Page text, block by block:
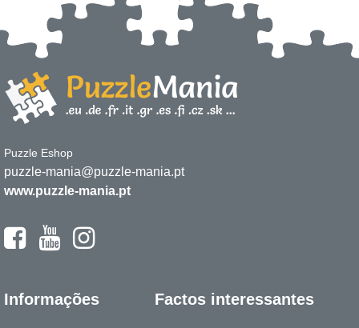
Puzzle Eshop
puzzle-mania@puzzle-mania.pt
www.puzzle-mania.pt
Informações Factos interessantes